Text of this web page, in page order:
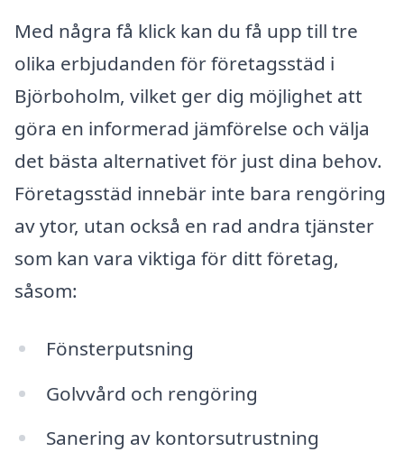
Med några få klick kan du få upp till tre
olika erbjudanden för företagsstäd i
Björboholm, vilket ger dig möjlighet att
göra en informerad jämförelse och välja
det bästa alternativet för just dina behov.
Företagsstäd innebär inte bara rengöring
av ytor, utan också en rad andra tjänster
som kan vara viktiga för ditt företag,
såsom:
Fönsterputsning
Golvvård och rengöring
Sanering av kontorsutrustning